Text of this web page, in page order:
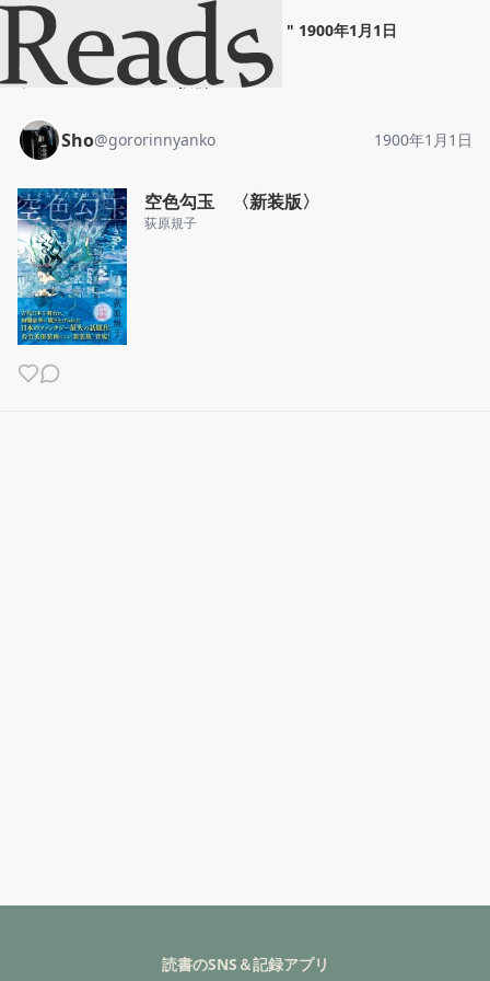
Sho "空色勾玉 〈新装版〉 " 1900年1月1日
ホーム Sho 投稿
Sho@gororinnyanko 1900年1月1日
空色勾玉 〈新装版〉
荻原規子
読書のSNS＆記録アプリ